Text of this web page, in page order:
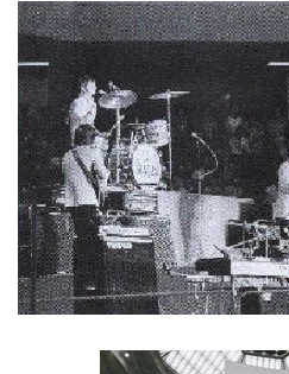
PODPISY
AUTOMOBILY
DISKOGRAFIE - SINGLY ŘADOVÉ
DISKOGRAFIE - SINGLY VÁNOČNÍ